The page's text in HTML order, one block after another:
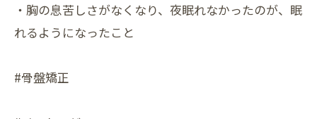
・胸の息苦しさがなくなり、夜眠れなかったのが、眠
れるようになったこと
#骨盤矯正